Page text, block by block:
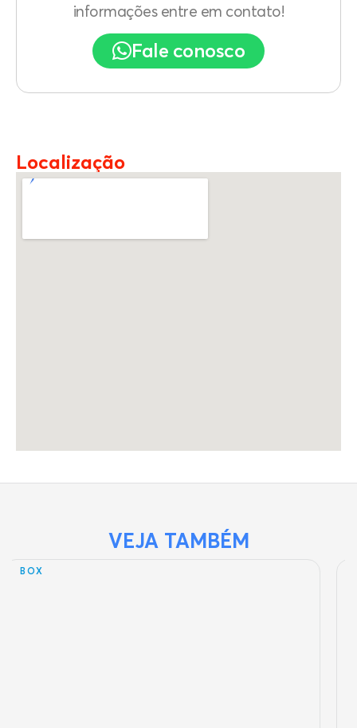
informações entre em contato!
Fale conosco
Localização
VEJA TAMBÉM